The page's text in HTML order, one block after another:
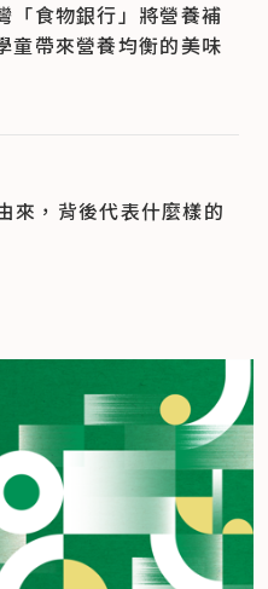
「食物銀行」將營養補
童帶來營養均衡的美味
來，背後代表什麼樣的